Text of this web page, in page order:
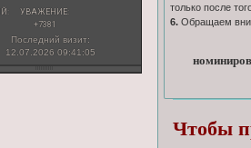
УВАЖЕНИЕ:
+7381
Последний визит:
12.07.2026 09:41:05
только после
6. Обращаем
Чтобы